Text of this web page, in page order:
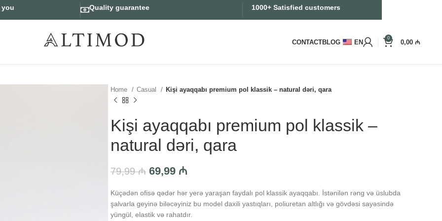
CONTACTBLOG EN
0
0,00₼
Home Casual Kişi ayaqqabı premium pol klassik – natural dəri, qara
Kişi ayaqqabı premium pol klassik –
natural dəri, qara
79,99₼ 69,99 ₼
Küçədən ofisə qədər hər yerə yaraşan faydalı pol klassik ayaqqabı. İstənilən rəng və üslubda
şalvarla geyinə biləcəyiniz bu model daxili yastıqları, poliuretan altlığı və gövdəsi sayəsində
yüngül, elastik və rahatdır.
Quality guarantee 1000+ Satisfied customers